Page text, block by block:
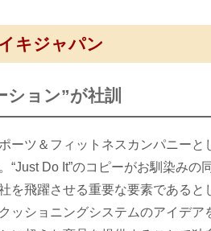
キジャパン
ション”が社訓
ーツ＆フィットネスカンパニーと
“Just Do It”のコピーがお馴染み
を飛躍させる重要な要素である
ッショニングシステムのアイデ